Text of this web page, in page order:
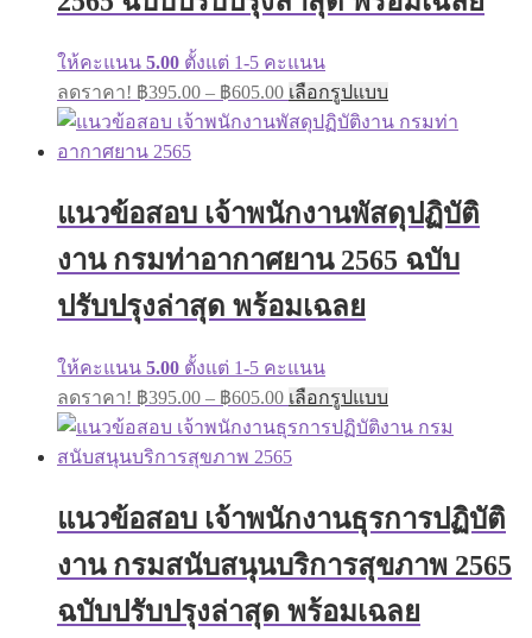
the
ให้คะแนน 5.00 ตั้งแต่ 1-5 คะแนน
ลดราคา! ฿395.00 – ฿605.00Price
range:
฿395.00
เลือกรูปแบบ
product
has
options
may
be
chosen
แนวข้อสอบ เจ้าพนักงานพัสดุปฏิบัติ
งาน กรมท่าอากาศยาน 2565 ฉบับ
ปรับปรุงล่าสุด พร้อมเฉลย
ให้คะแนน 5.00 ตั้งแต่ 1-5 คะแนน
ลดราคา! ฿395.00 – ฿605.00Price
range:
฿395.00
through
เลือกรูปแบบ
product
has
options
be
chosen
on
the
แนวข้อสอบ เจ้าพนักงานธุรการปฏิบัติ
งาน กรมสนับสนุนบริการสุขภาพ 2565
ฉบับปรับปรุงล่าสุด พร้อมเฉลย